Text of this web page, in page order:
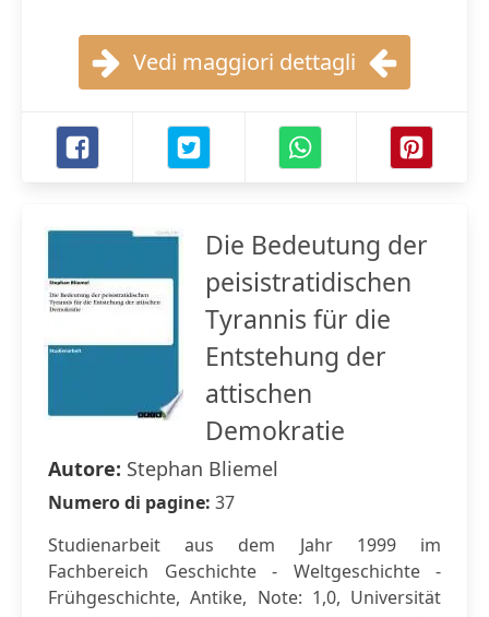
Vedi maggiori dettagli
Die Bedeutung der
peisistratidischen
Tyrannis für die
Entstehung der
attischen
Demokratie
Autore: Stephan Bliemel
Numero di pagine: 37
Studienarbeit aus dem Jahr 1999 im
Fachbereich Geschichte - Weltgeschichte -
Frühgeschichte, Antike, Note: 1,0, Universität